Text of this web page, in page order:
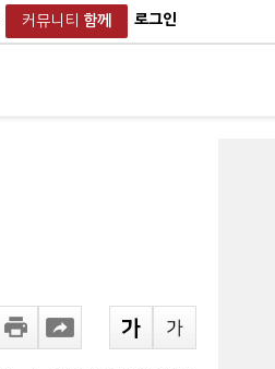
커뮤니티 함께 로그인